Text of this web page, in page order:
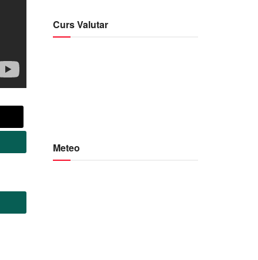
Curs Valutar
Meteo